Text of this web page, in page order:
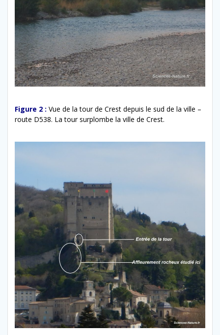
Figure 2 : Vue de la tour de Crest depuis le sud de la ville –
route D538. La tour surplombe la ville de Crest.